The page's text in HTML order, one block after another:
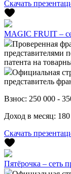
Скачать
MAGIC FRUIT –
Проверенная
представителями
патента на
Официальная
представитель
Взнос: 250 000 -
Доход в месяц:
Скачать
Пятёрочка – сеть